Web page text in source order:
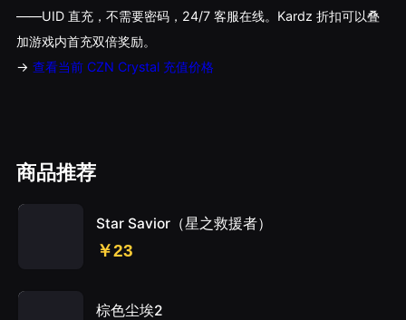
——UID 直充，不需要密码，24/7 客服在线。Kardz 折扣可以叠
加游戏内首充双倍奖励。
→ 查看当前 CZN Crystal 充值价格
商品推荐
Star Savior（星之救援者）
￥23
棕色尘埃2